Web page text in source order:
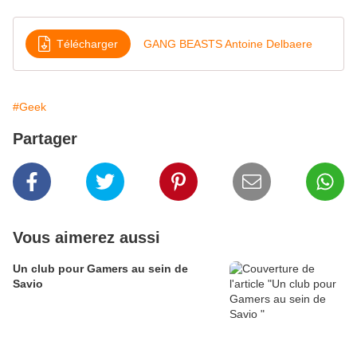
Télécharger GANG BEASTS Antoine Delbaere
#Geek
Partager
Vous aimerez aussi
Un club pour Gamers au sein de
Savio